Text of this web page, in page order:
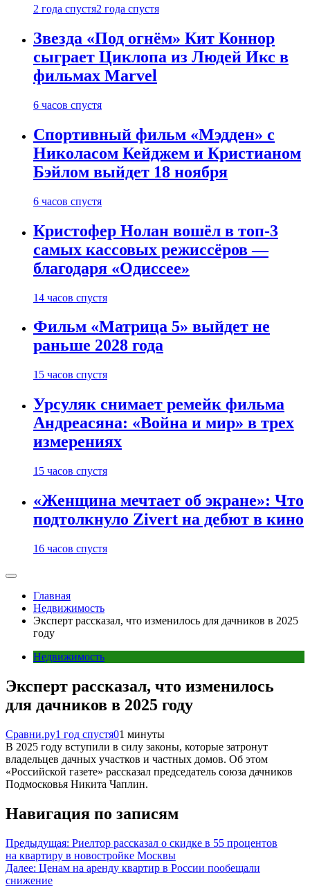
2 года спустя2 года спустя
Звезда «Под огнём» Кит Коннор
сыграет Циклопа из Людей Икс в
фильмах Marvel
6 часов спустя
Спортивный фильм «Мэдден» с
Николасом Кейджем и Кристианом
Бэйлом выйдет 18 ноября
6 часов спустя
Кристофер Нолан вошёл в топ-3
самых кассовых режиссёров —
благодаря «Одиссее»
14 часов спустя
Фильм «Матрица 5» выйдет не
раньше 2028 года
15 часов спустя
Урсуляк снимает ремейк фильма
Андреасяна: «Война и мир» в трех
измерениях
15 часов спустя
«Женщина мечтает об экране»: Что
подтолкнуло Zivert на дебют в кино
16 часов спустя
Главная
Недвижимость
Эксперт рассказал, что изменилось для дачников в 2025
году
Недвижимость
Эксперт рассказал, что изменилось
для дачников в 2025 году
Сравни.ру1 год спустя01 минуты
В 2025 году вступили в силу законы, которые затронут
владельцев дачных участков и частных домов. Об этом
«Российской газете» рассказал председатель союза дачников
Подмосковья Никита Чаплин.
Навигация по записям
Предыдущая: Риелтор рассказал о скидке в 55 процентов
на квартиру в новостройке Москвы
Далее: Ценам на аренду квартир в России пообещали
снижение